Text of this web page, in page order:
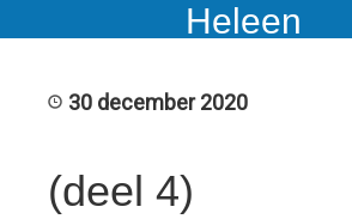
Heleen
‘Het
van echte
30 december 2020
(deel 4)